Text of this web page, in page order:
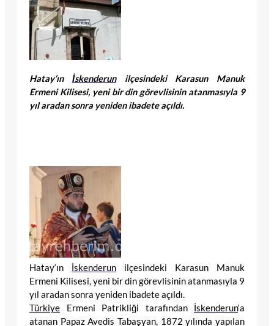
Hatay‘ın İskenderunilçesindeki Karasun Manuk
Ermeni Kilisesi, yeni bir din görevlisinin atanmasıyla 9
yıl aradan sonra yeniden ibadete açıldı.
Hatay‘ın İskenderun ilçesindeki Karasun Manuk
Ermeni Kilisesi, yeni bir din görevlisinin atanmasıyla 9
yıl aradan sonra yeniden ibadete açıldı.
Türkiye Ermeni Patrikliği tarafından İskenderun‘a
atanan Papaz Avedis Tabaşyan, 1872 yılında yapılan